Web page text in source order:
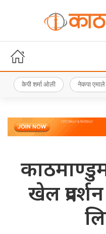
केपी शर्मा ओली नेकपा एमाले
खेल